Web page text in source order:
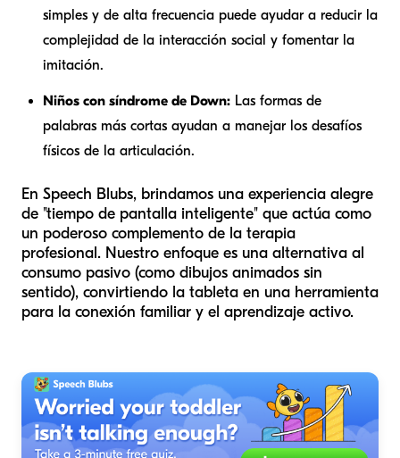
simples y de alta frecuencia puede ayudar a reducir la
complejidad de la interacción social y fomentar la
imitación.
Niños con síndrome de Down: Las formas de
palabras más cortas ayudan a manejar los desafíos
físicos de la articulación.
En Speech Blubs, brindamos una experiencia alegre
de "tiempo de pantalla inteligente" que actúa como
un poderoso complemento de la terapia
profesional. Nuestro enfoque es una alternativa al
consumo pasivo (como dibujos animados sin
sentido), convirtiendo la tableta en una herramienta
para la conexión familiar y el aprendizaje activo.